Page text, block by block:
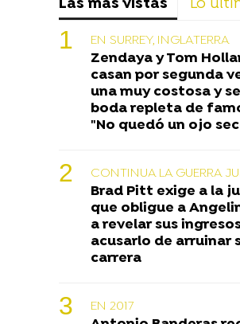
Las más vistas Lo
EN SURREY, INGLATERRA
Zendaya y Tom
casan por segunda
una muy costosa y
boda repleta de
"No quedó un ojo
CONTINUA LA GUERRA
Brad Pitt exige a la
que obligue a
a revelar sus
acusarlo de arruinar
carrera
EN 2017